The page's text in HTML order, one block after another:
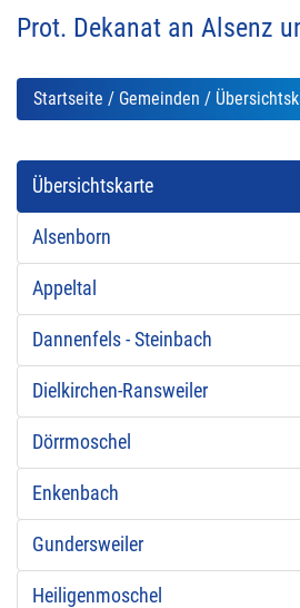
Prot. Dekanat an Alsenz
Startseite / Gemeinden /
Übersichtskarte
Alsenborn
Appeltal
Dannenfels - Steinbach
Dielkirchen-Ransweiler
Dörrmoschel
Enkenbach
Gundersweiler
Heiligenmoschel